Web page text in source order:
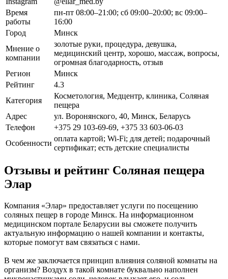
Время
работы
пн-пт 08:00–21:00; сб 09:00–20:00; вс 09:00–
16:00
Город
Минск
Мнение о
компании
золотые руки, процедура, девушка,
медицинский центр, хорошо, массаж, вопросы,
огромная благодарность, отзыв
Регион
Минск
Рейтинг
4.3
Категория
Косметология, Медцентр, клиника, Соляная
пещера
Адрес
ул. Воронянского, 40, Минск, Беларусь
Телефон
+375 29 103-69-69, +375 33 603-06-03
Особенности
оплата картой; Wi-Fi; для детей; подарочный
сертификат; есть детские специалисты
Отзывы и рейтинг Соляная пещера
Элар
Компания «Элар» предоставляет услуги по посещению
соляных пещер в городе Минск. На информационном
медицинском портале Беларусии вы сможете получить
актуальную информацию о нашей компании и контакты,
которые помогут вам связаться с нами.
В чем же заключается принцип влияния соляной комнаты на
организм? Воздух в такой комнате буквально наполнен